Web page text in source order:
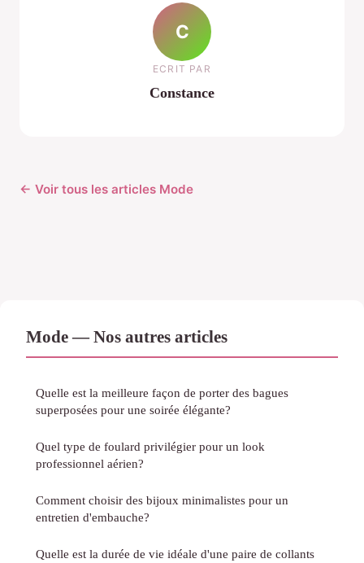
C
ECRIT PAR
Constance
← Voir tous les articles Mode
Mode — Nos autres articles
Quelle est la meilleure façon de porter des bagues
superposées pour une soirée élégante?
Quel type de foulard privilégier pour un look
professionnel aérien?
Comment choisir des bijoux minimalistes pour un
entretien d'embauche?
Quelle est la durée de vie idéale d'une paire de collants